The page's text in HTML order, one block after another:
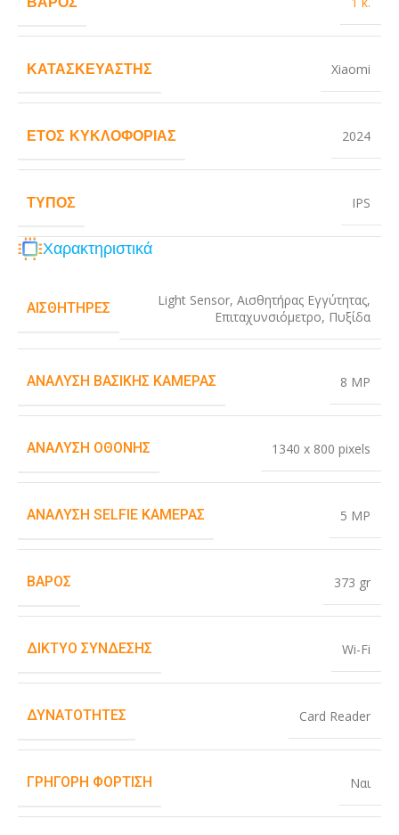
ΚΑΤΑΣΚΕΥΑΣΤΉΣ Xiaomi
ΈΤΟΣ ΚΥΚΛΟΦΟΡΊΑΣ 2024
ΤΎΠΟΣ IPS
Χαρακτηριστικά
ΑΙΣΘΗΤΉΡΕΣ Light Sensor, Αισθητήρας Εγγύτητας,
Επιταχυνσιόμετρο, Πυξίδα
ΑΝΆΛΥΣΗ ΒΑΣΙΚΉΣ ΚΆΜΕΡΑΣ 8 MP
ΑΝΆΛΥΣΗ ΟΘΌΝΗΣ 1340 x 800 pixels
ΑΝΆΛΥΣΗ SELFIE ΚΆΜΕΡΑΣ 5 MP
ΒΆΡΟΣ 373 gr
ΔΊΚΤΥΟ ΣΎΝΔΕΣΗΣ Wi-Fi
ΔΥΝΑΤΌΤΗΤΕΣ Card Reader
ΓΡΉΓΟΡΗ ΦΌΡΤΙΣΗ Ναι